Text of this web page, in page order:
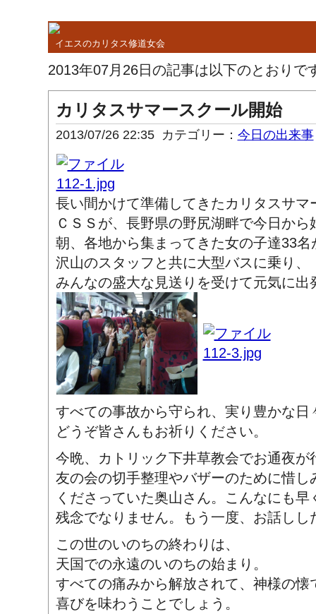
イエスのカリタス修道女会
2013年07月26日の記事は以下のとおりで
カリタスサマースクール開始
2013/07/26 22:35 カテゴリー： 今日の出来事
長い間かけて準備してきたカリタスサマ
ＣＳＳが、長野県の野尻湖畔で今日から
朝、各地から集まってきた女の子達33名
沢山のスタッフと共に大型バスに乗り、
みんなの盛大な見送りを受けて元気に出
すべての事故から守られ、実り豊かな日
どうぞ皆さんもお祈りください。
今晩、カトリック下井草教会でお通夜が
友の会の切手整理やバザーのために惜し
くださっていた奥山さん。こんなにも早
残念でなりません。もう一度、お話し
この世のいのちの終わりは、
天国での永遠のいのちの始まり。
すべての痛みから解放されて、神様の懐
喜びを味わうことでしょう。